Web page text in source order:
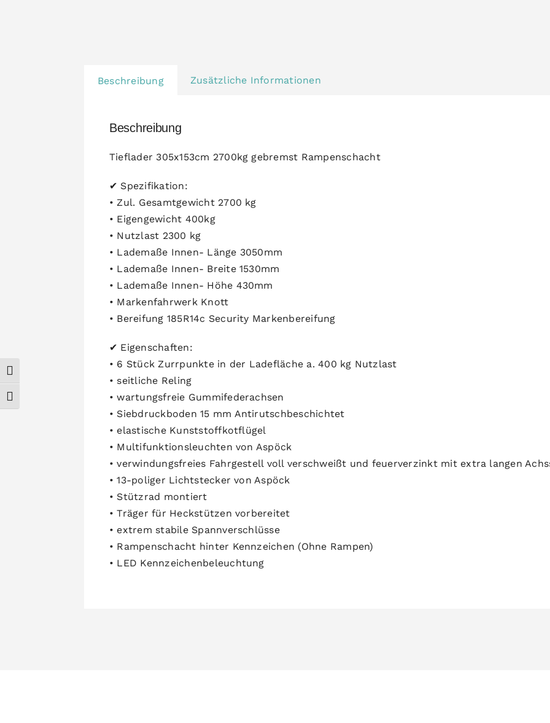
Umschalten auf hohe Kontraste
Schrift vergrößern
Beschreibung Zusätzliche Informationen
Beschreibung
Tieflader 305x153cm 2700kg gebremst Rampenschacht
✔ Spezifikation:
• Zul. Gesamtgewicht 2700 kg
• Eigengewicht 400kg
• Nutzlast 2300 kg
• Lademaße Innen- Länge 3050mm
• Lademaße Innen- Breite 1530mm
• Lademaße Innen- Höhe 430mm
• Markenfahrwerk Knott
• Bereifung 185R14c Security Markenbereifung
✔ Eigenschaften:
• 6 Stück Zurrpunkte in der Ladefläche a. 400 kg Nutzlast
• seitliche Reling
• wartungsfreie Gummifederachsen
• Siebdruckboden 15 mm Antirutschbeschichtet
• elastische Kunststoffkotflügel
• Multifunktionsleuchten von Aspöck
• verwindungsfreies Fahrgestell voll verschweißt und feuerverzinkt mit extra langen
• 13-poliger Lichtstecker von Aspöck
• Stützrad montiert
• Träger für Heckstützen vorbereitet
• extrem stabile Spannverschlüsse
• Rampenschacht hinter Kennzeichen (Ohne Rampen)
• LED Kennzeichenbeleuchtung